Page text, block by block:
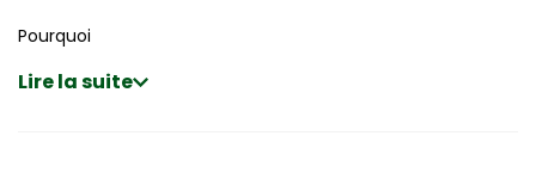
Pourquoi
Lire la suite